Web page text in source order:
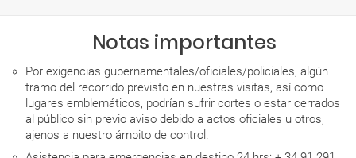
Notas importantes
Por exigencias gubernamentales/oficiales/policiales, algún
tramo del recorrido previsto en nuestras visitas, así como
lugares emblemáticos, podrían sufrir cortes o estar cerrados
al público sin previo aviso debido a actos oficiales u otros,
ajenos a nuestro ámbito de control.